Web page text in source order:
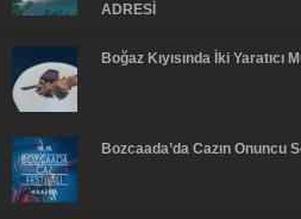
ADRESİ
Boğaz Kıyısında İki Yaratıcı
Bozcaada’da Cazın Onuncu